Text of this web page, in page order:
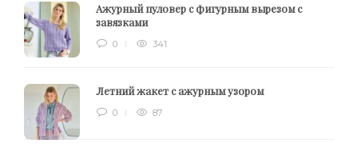
Ажурный пуловер с фигурным вырезом с
завязками
0 341
Летний жакет с ажурным узором
0 87